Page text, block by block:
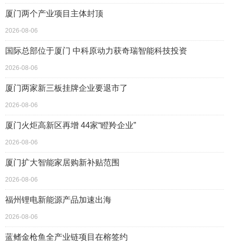
厦门两个产业项目主体封顶
2026-08-06
国际总部位于厦门 中科原动力获奇瑞智能科技投资
2026-08-06
厦门两家新三板挂牌企业要退市了
2026-08-06
厦门火炬高新区再增 44家“瞪羚企业”
2026-08-06
厦门扩大智能家居购新补贴范围
2026-08-06
福州锂电新能源产品加速出海
2026-08-06
蓝鳍金枪鱼全产业链项目在榕签约